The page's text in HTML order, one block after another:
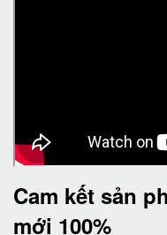
Cam kết sản
mới 100%